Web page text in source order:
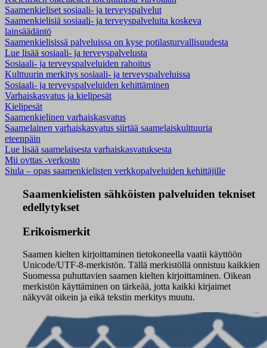
Saamenkieliset sosiaali- ja terveyspalvelut
Saamenkielisiä sosiaali- ja terveyspalveluita koskeva
lainsäädäntö
Saamenkielisissä palveluissa on kyse potilasturvallisuudesta
Lue lisää sosiaali- ja terveyspalvelusta
Sosiaali- ja terveyspalveluiden rahoitus
Kulttuurin merkitys sosiaali- ja terveyspalveluissa
Sosiaali- ja terveyspalveluiden kehittäminen
Varhaiskasvatus ja kielipesät
Kielipesät
Saamenkielinen varhaiskasvatus
Saamelainen varhaiskasvatus siirtää saamelaiskulttuuria
eteenpäin
Lue lisää saamelaisesta varhaiskasvatuksesta
Mii ovttas -verkosto
Siula – opas saamenkielisten verkkopalveluiden kehittäjille
Saamenkielisten sähköisten palveluiden tekniset
edellytykset
Erikoismerkit
Saamen kielten kirjoittaminen tietokoneella vaatii käyttöön
Unicode/UTF-8-merkistön. Tällä merkistöllä onnistuu kaikkien
Suomessa puhuttavien saamen kielten kirjoittaminen. Oikean
merkistön käyttäminen on tärkeää, jotta kaikki kirjaimet
näkyvät oikein ja eikä tekstin merkitys muutu.